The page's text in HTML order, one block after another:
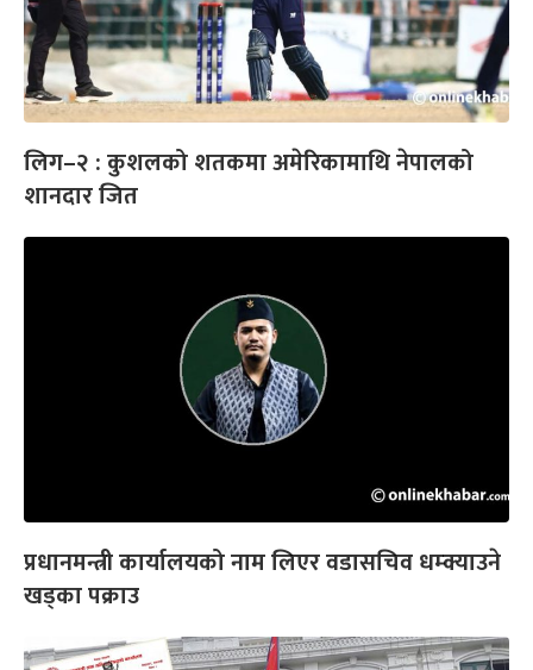
लिग–२ : कुशलको शतकमा अमेरिकामाथि नेपालको
शानदार जित
प्रधानमन्त्री कार्यालयको नाम लिएर वडासचिव धम्क्याउने
खड्का पक्राउ